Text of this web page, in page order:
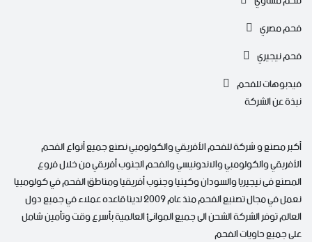
فحم مصري
فحم نيجيري
فيدبوهات للفحم
نبذة عن الشركة
أكبر مصنع و شركة للفحم الأفريقي والكولومبي نصنع جميع أنواع الفحم
الأفريقي والكولومبي والاندونيسي والفحم الجنوب أفريقي من خلال فروع
المصنع فى نيجيريا والسودان وكينيا وجنوب أفريقيا ومناطق الفحم في كولومبيا
نعمل في مجال تصنيع الفحم منذ عام 2009 لدينا قاعده عملاء في جميع دول
العالم توفر الشركة الشحن الى جميع الموانئ العالمية بأسرع وقت وتأمين شامل
على جميع حاويات الفحم